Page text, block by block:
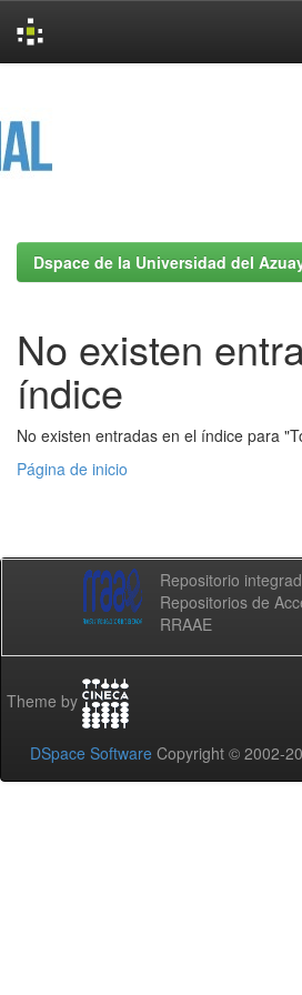
Dspace de la Universidad del
No existen
índice
No existen entradas en el índice para
Página de inicio
Repositorio
Repositorios de
RRAAE
Theme by
DSpace Software Copyright © 2002-